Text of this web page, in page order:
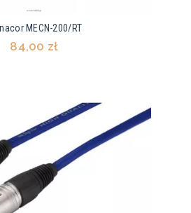
MECN-200/RT
84,00 zł